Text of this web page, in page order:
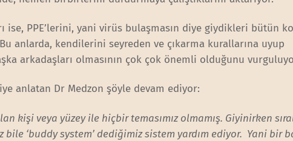
ise, PPE’lerini, yani virüs bulaşmasın diye giydikleri bütün
anlarda, kendilerini seyreden ve çıkarma kurallarına uyup
arkadaşları olmasının çok çok önemli olduğunu
anlatan Dr Medzon şöyle devam ediyor:
kişi veya yüzey ile hiçbir temasımız olmamış. Giyinirken
bile ‘buddy system’ dediğimiz sistem yardım ediyor. Yani bir